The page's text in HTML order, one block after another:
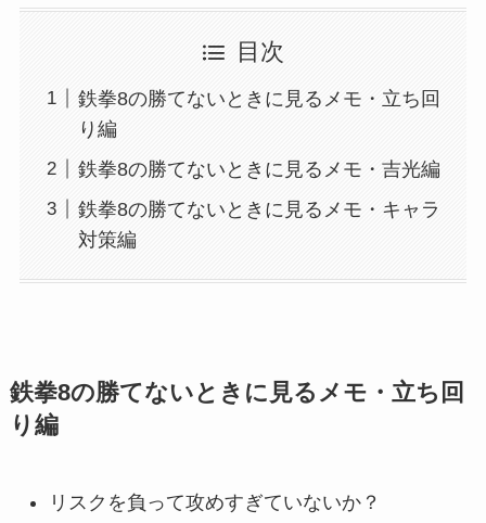
目次
鉄拳8の勝てないときに見るメモ・立ち回
り編
鉄拳8の勝てないときに見るメモ・吉光編
鉄拳8の勝てないときに見るメモ・キャラ
対策編
鉄拳8の勝てないときに見るメモ・立ち回
り編
リスクを負って攻めすぎていないか？